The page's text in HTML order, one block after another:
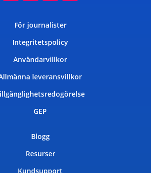
För journalister
Integritetspolicy
Användarvillkor
leveransvillkor
GEP
Blogg
Resurser
Kundsupport